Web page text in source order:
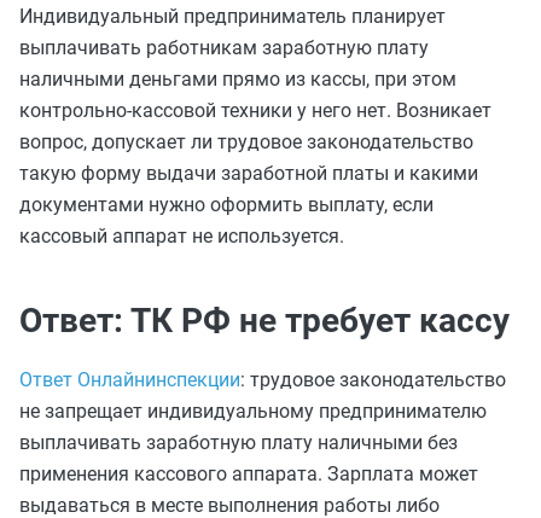
Индивидуальный предприниматель планирует
выплачивать работникам заработную плату
наличными деньгами прямо из кассы, при этом
контрольно‑кассовой техники у него нет. Возникает
вопрос, допускает ли трудовое законодательство
такую форму выдачи заработной платы и какими
документами нужно оформить выплату, если
кассовый аппарат не используется.
Ответ: ТК РФ не требует кассу
Ответ Онлайнинспекции: трудовое законодательство
не запрещает индивидуальному предпринимателю
выплачивать заработную плату наличными без
применения кассового аппарата. Зарплата может
выдаваться в месте выполнения работы либо